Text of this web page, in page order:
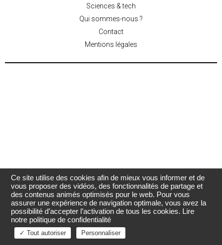
Sciences & tech
Qui sommes-nous ?
Contact
Mentions légales
Ce site utilise des cookies afin de mieux vous informer et de
vous proposer des vidéos, des fonctionnalités de partage et
des contenus animés optimisés pour le web. Pour vous
assurer une expérience de navigation optimale, vous avez la
possibilité d’accepter l’activation de tous les cookies. Lire
notre politique de confidentialité
✓ Tout autoriser Personnaliser